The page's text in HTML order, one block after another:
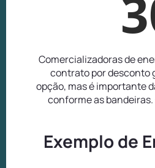
Comercializadoras de
contrato por desconto
opção, mas é importante
conforme as
Exemplo de